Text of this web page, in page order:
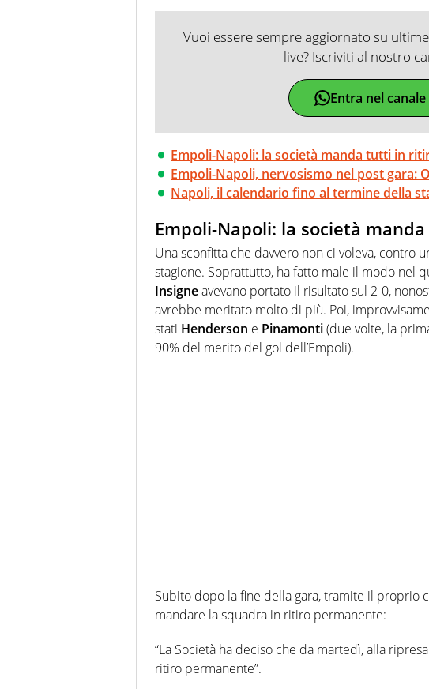
Vuoi essere sempre aggiornato su
live? Iscriviti al nostro
Entra nel
Empoli-Napoli: la società manda tutti in
Empoli-Napoli, nervosismo nel post gara:
Napoli, il calendario fino al termine della
Empoli-Napoli: la società
Una sconfitta che davvero non ci voleva, contro
stagione. Soprattutto, ha fatto male il modo nel
Insigneavevano portato il risultato sul 2-0,
avrebbe meritato molto di più. Poi,
stati Henderson e Pinamonti(due volte, la
90% del merito del gol dell’Empoli).
Subito dopo la fine della gara, tramite il proprio
mandare la squadra in ritiro permanente:
“La Società ha deciso che da martedì, alla
ritiro permanente”.